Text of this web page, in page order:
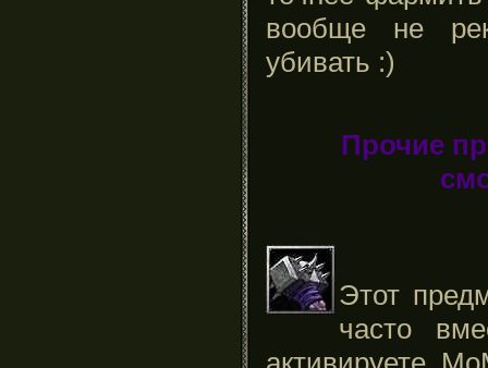
вообще не
убивать :)
Прочие
Этот
часто